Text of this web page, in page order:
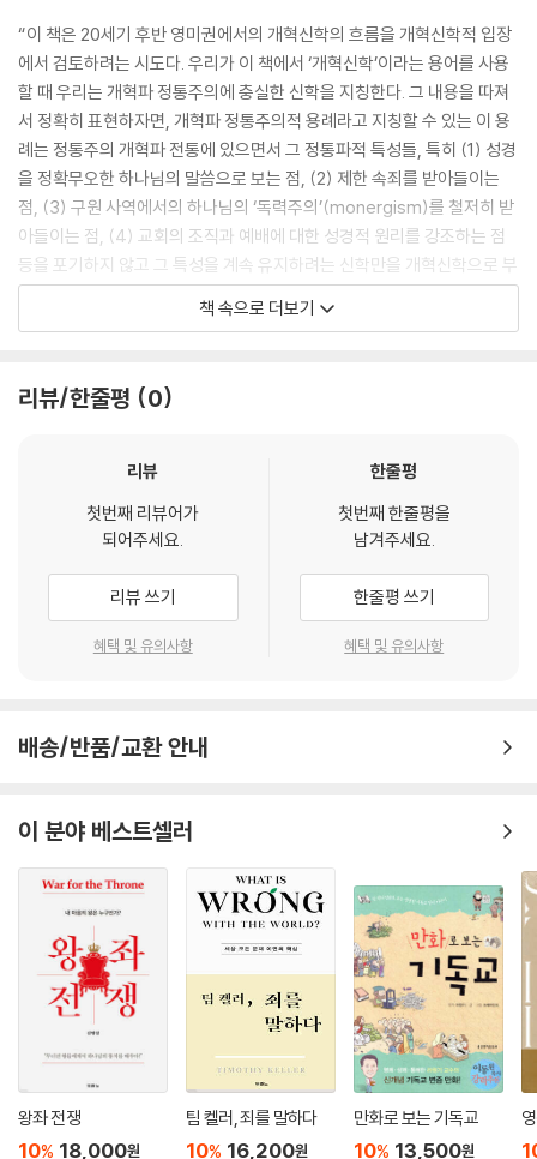
“이 책은 20세기 후반 영미권에서의 개혁신학의 흐름을 개혁신학적 입장
에서 검토하려는 시도다. 우리가 이 책에서 ‘개혁신학’이라는 용어를 사용
할 때 우리는 개혁파 정통주의에 충실한 신학을 지칭한다. 그 내용을 따져
서 정확히 표현하자면, 개혁파 정통주의적 용례라고 지칭할 수 있는 이 용
례는 정통주의 개혁파 전통에 있으면서 그 정통파적 특성들, 특히 (1) 성경
을 정확무오한 하나님의 말씀으로 보는 점, (2) 제한 속죄를 받아들이는
점, (3) 구원 사역에서의 하나님의 ‘독력주의’(monergism)를 철저히 받
아들이는 점, (4) 교회의 조직과 예배에 대한 성경적 원리를 강조하는 점
등을 포기하지 않고 그 특성을 계속 유지하려는 신학만을 개혁신학으로 부
르려고 한다.”
말씀의 공동체(the community of the Word)가 될 때에만 교회는 진
면 교회는 먼저 “교회를 향한 그분의 뜻을 알아야 하기 때문이다”(17=1
--- p.377
“골즈워디는 우리는 어디서나 하나님 앞에 있으므로 오늘날의 ‘성지 순
례’라는 것은 틀린 명칭이라고 단언한다. 같은 정신에서 골즈워디는 ‘오늘
날의 이스라엘이나 팔레스타인 땅은 결코 성지(聖地)가 아니다’고 단언한
우 주의해야 할 것이다.”
“이 책에서 검토한 신학자들의 작업들에서는 20세기 말의 다양한 사상들
과 폭 넓게 대화하면서 한편으로는 그들의 입장을 이해하려고 하면서도,
결국 성경과 개혁신학적 입장에서 벗어나는 것에 대해서는 명확히 비판하
는 모습이 나타난다. 이것은 이들이 참으로 정통파 개혁신학자들이며, 동
시에 20세기 말에 작업을 하는 신학자들임을 여실히 느끼게 해 준다. 그들
의 사상의 내용은 16세기나 17세기 개혁신학자들의 개혁파적 강조와 같은
것이나 그들은 16세기나 17세기에 나타나지 않았던 다양한 현대의 문제들
을 깊이 있게 의식하면서 그 문제들과 깊이 대화하며, 대결하는 20세기 말
의 신학자들의 모습을 보여준다. 우리는 이와 같은 의미에서 이들에게서 2
0세기 말의 신학자들의 작업 가운데 개혁신학적인 작업이어떻게 나타나
야 하는지를 잘 배울 수 있다.”
책 속으로 더보기
리뷰/한줄평 0
리뷰
첫번째 리뷰어가
되어주세요.
리뷰 쓰기
혜택 및 유의사항
한줄평
첫번째 한줄평을
남겨주세요.
한줄평 쓰기
혜택 및 유의사항
배송/반품/교환 안내
이 분야 베스트셀러
왕좌 전쟁
10% 18,000원
팀 켈러, 죄를 말하다
10% 16,200원
만화로 보는 기독교
10% 13,500원